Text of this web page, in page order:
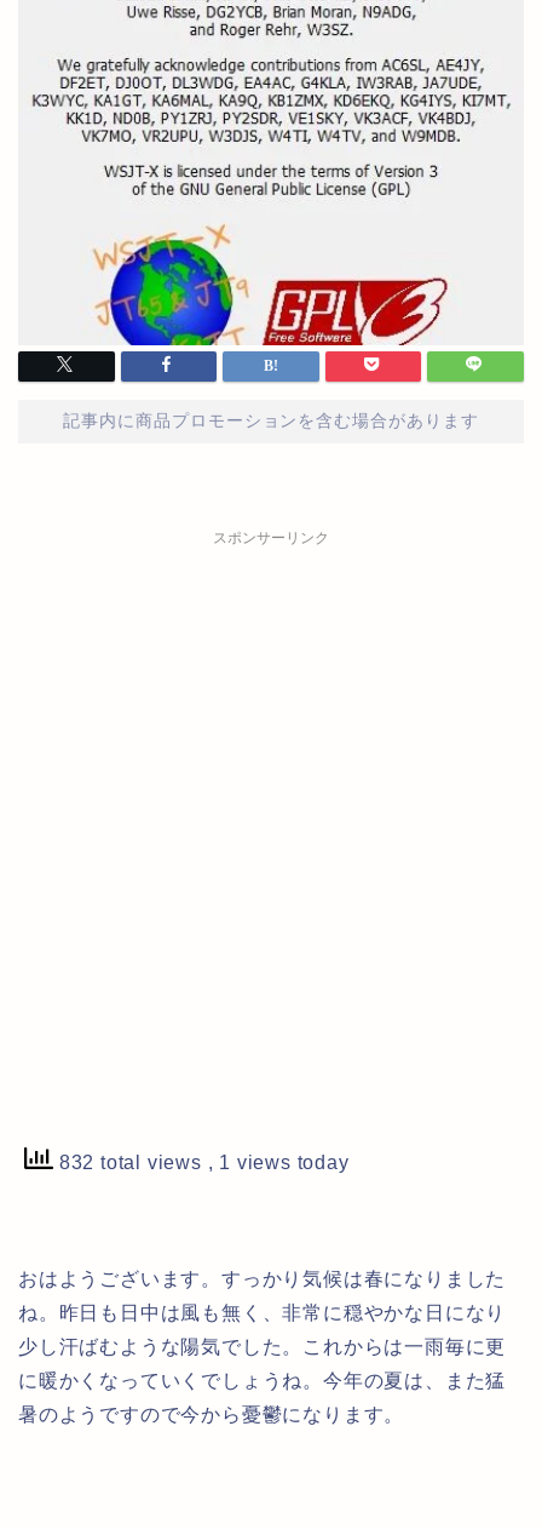
記事内に商品プロモーションを含む場合があります
スポンサーリンク
832 total views , 1 views today
おはようございます。すっかり気候は春になりました
ね。昨日も日中は風も無く、非常に穏やかな日になり
少し汗ばむような陽気でした。これからは一雨毎に更
に暖かくなっていくでしょうね。今年の夏は、また猛
暑のようですので今から憂鬱になります。